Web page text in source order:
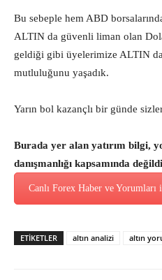
Bu sebeple hem ABD
ALTIN da güvenli liman olan
geldiği gibi üyelerimize ALTIN
mutluluğunu yaşadık.
Yarın bol kazançlı bir günde
Burada yer alan yatırım bilgi,
danışmanlığı kapsamında
Canlı Forex Haber ve Yorumları
ETİKETLER altın analizi altın